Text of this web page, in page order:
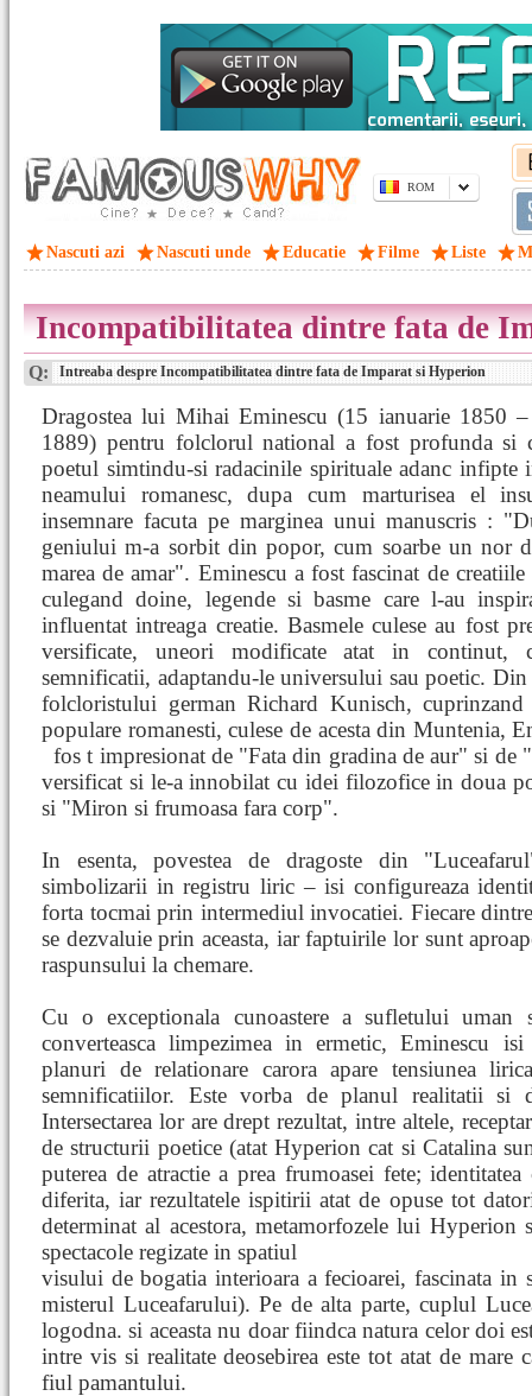
ROM
Nascuti azi Nascuti unde Educatie Filme Liste
Incompatibilitatea dintre fata de
Q: Intreaba despre Incompatibilitatea dintre fata de Imparat si Hyperion
Dragostea lui Mihai Eminescu (15 ianuarie 1850
1889) pentru folclorul national a fost profunda si
poetul simtindu-si radacinile spirituale adanc infipte
neamului romanesc, dupa cum marturisea el
insemnare facuta pe marginea unui manuscris :
geniului m-a sorbit din popor, cum soarbe un nor
marea de amar". Eminescu a fost fascinat de
culegand doine, legende si basme care l-au
influentat intreaga creatie. Basmele culese au fost
versificate, uneori modificate atat in
semnificatii, adaptandu-le universului sau poetic. Din
folcloristului german Richard Kunisch, cuprinzand
populare romanesti, culese de acesta din Muntenia,
fost impresionat de "Fata din gradina de aur" si de
versificat si le-a innobilat cu idei filozofice in doua
si "Miron si frumoasa fara corp".
In esenta, povestea de dragoste din
simbolizarii in registru liric – isi configureaza
forta tocmai prin intermediul invocatiei. Fiecare
se dezvaluie prin aceasta, iar faptuirile lor sunt
raspunsului la chemare.
Cu o exceptionala cunoastere a sufletului
converteasca limpezimea in ermetic, Eminescu
planuri de relationare carora apare tensiunea
semnificatiilor. Este vorba de planul realitatii si
Intersectarea lor are drept rezultat, intre altele,
de structurii poetice (atat Hyperion cat si Catalina
puterea de atractie a prea frumoasei fete;
diferita, iar rezultatele ispitirii atat de opuse tot
determinat al acestora, metamorfozele lui
spectacole regizate in spatiul
visului de bogatia interioara a fecioarei, fascinata in
misterul Luceafarului). Pe de alta parte, cuplul
logodna. si aceasta nu doar fiindca natura celor doi
intre vis si realitate deosebirea este tot atat de mare
fiul pamantului.